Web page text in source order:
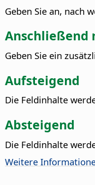
Geben Sie an, nach
Anschließend
Geben Sie ein
Aufsteigend
Die Feldinhalte
Absteigend
Die Feldinhalte
Weitere